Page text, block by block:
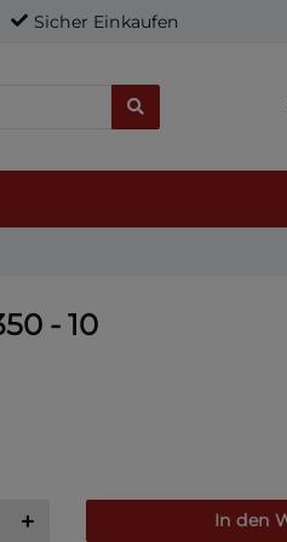
Sicher Einkaufen
- 10
In den